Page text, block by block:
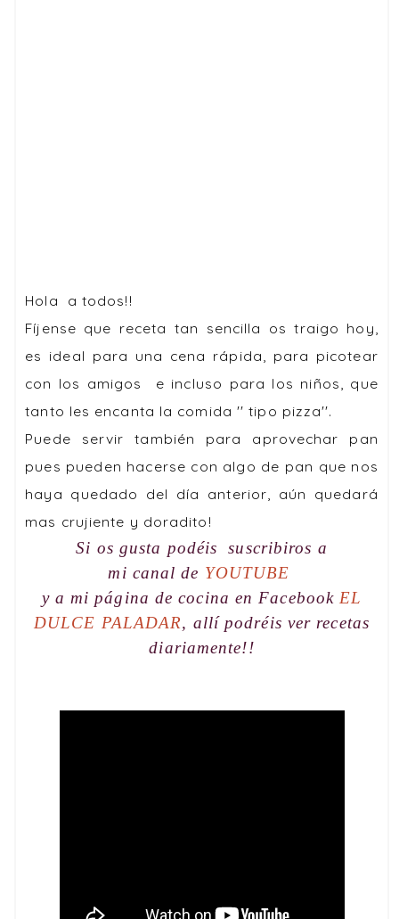
Hola a todos!!
Fíjense que receta tan sencilla os traigo hoy,
es ideal para una cena rápida, para picotear
con los amigos e incluso para los niños, que
tanto les encanta la comida '' tipo pizza''.
Puede servir también para aprovechar pan
pues pueden hacerse con algo de pan que nos
haya quedado del día anterior, aún quedará
mas crujiente y doradito!
Si os gusta podéis suscribiros a
mi canal de YOUTUBE
y a mi página de cocina en Facebook EL
DULCE PALADAR, allí podréis ver recetas
diariamente!!